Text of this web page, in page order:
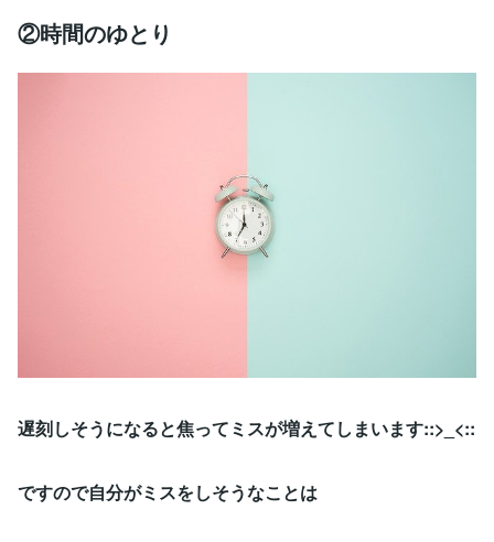
②時間のゆとり
遅刻しそうになると焦ってミスが増えてしまいます::>_<::
ですので自分がミスをしそうなことは